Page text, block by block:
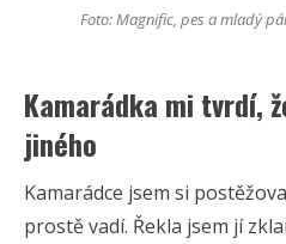
Foto: Magnific, pes a mladý
Kamarádka mi tvrdí,
jiného
Kamarádce jsem si
prostě vadí. Řekla jsem jí